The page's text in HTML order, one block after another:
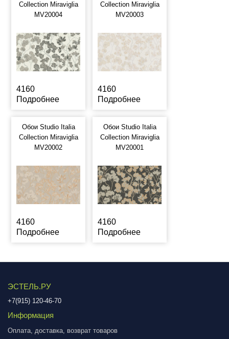
Collection Miraviglia
MV20004
4160
Подробнее
Collection Miraviglia
MV20003
4160
Подробнее
Обои Studio Italia
Collection Miraviglia
MV20002
4160
Подробнее
Обои Studio Italia
Collection Miraviglia
MV20001
4160
Подробнее
ЭСТЕЛЬ.РУ
+7(915) 120-46-70
Информация
Оплата, доставка, возврат товаров